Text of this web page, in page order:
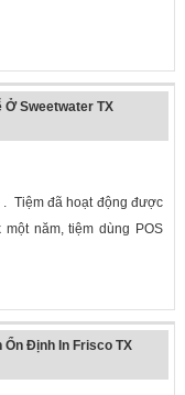
Ở Sweetwater TX
. Tiệm đã hoạt động được
năm, tiệm dùng POS
Định In Frisco TX